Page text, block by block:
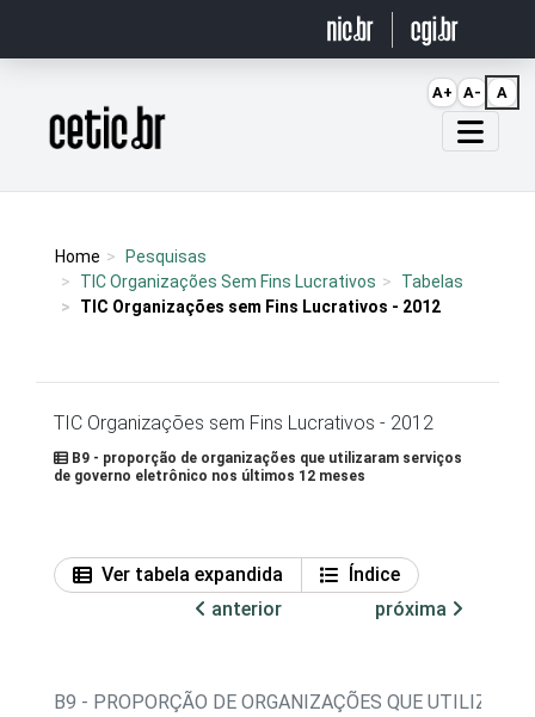
Página inicial
Home
Pesquisas
TIC Organizações Sem Fins Lucrativos
Tabelas
TIC Organizações sem Fins Lucrativos - 2012
TIC Organizações sem Fins Lucrativos - 2012
B9 - proporção de organizações que utilizaram serviços
de governo eletrônico nos últimos 12 meses
Ver tabela expandida
Índice
anterior
próxima
B9 - PROPORÇÃO DE ORGANIZAÇÕES QUE
A+ A- A